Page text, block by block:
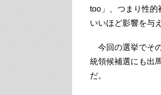
too」、つまり性的
いいほど影響を与
今回の選挙でそ
統領候補選にも出
だ。